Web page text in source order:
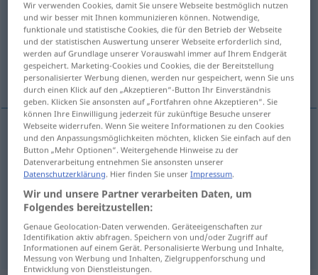
Übersicht aller Übersetzungen
(Für mehr Details die Übersetzung anklicken/antippen)
patrie, pays natal, lieu d’origine
patrief Heimat
pays(natal) Heimat (≈ Heimatland)
lieu md’origine Heimat einer Spezialität
Wir verwenden Cookies, damit Sie unsere Webseite bestmöglich nutzen
und wir besser mit Ihnen kommunizieren können. Notwendige,
funktionale und statistische Cookies, die für den Betrieb der Webseite
und der statistischen Auswertung unserer Webseite erforderlich sind,
werden auf Grundlage unserer Vorauswahl immer auf Ihrem Endgerät
gespeichert. Marketing-Cookies und Cookies, die der Bereitstellung
personalisierter Werbung dienen, werden nur gespeichert, wenn Sie uns
durch einen Klick auf den „Akzeptieren“-Button Ihr Einverständnis
geben. Klicken Sie ansonsten auf „Fortfahren ohne Akzeptieren“. Sie
können Ihre Einwilligung jederzeit für zukünftige Besuche unserer
Webseite widerrufen. Wenn Sie weitere Informationen zu den Cookies
und den Anpassungsmöglichkeiten möchten, klicken Sie einfach auf den
Button „Mehr Optionen“. Weitergehende Hinweise zu der
Datenverarbeitung entnehmen Sie ansonsten unserer
Datenschutzerklärung. Hier finden Sie unserImpressum.
Wir und unsere Partner verarbeiten Daten, um
Folgendes bereitzustellen:
Genaue Geolocation-Daten verwenden. Geräteeigenschaften zur
Identifikation aktiv abfragen. Speichern von und/oder Zugriff auf
Informationen auf einem Gerät. Personalisierte Werbung und Inhalte,
Messung von Werbung und Inhalten, Zielgruppenforschung und
Entwicklung von Dienstleistungen.